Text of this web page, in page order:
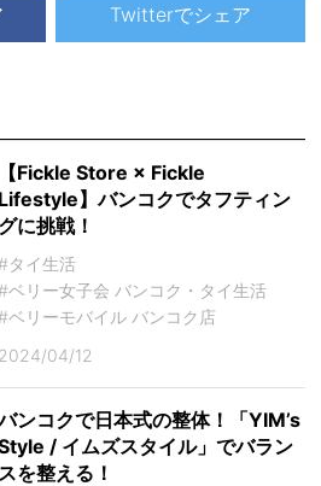
Twitterでシェア
【Fickle Store × Fickle
Lifestyle】バンコクでタフティン
グに挑戦！
タイ生活
ベリー女子会 バンコク・タイ生活
ベリーモバイル バンコク店
2024/04/12
ンコクで日本式の整体！「YIM’s
/ イムズスタイル」でバラン
スを整える！